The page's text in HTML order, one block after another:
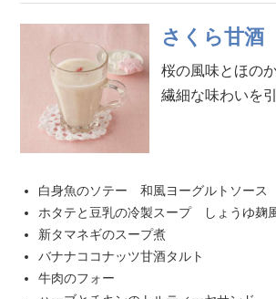
さくら甘酒
桜の風味とほの
繊細な味わいを
白身魚のソテー 和風ヨーグルトソース
ホタテと豆乳の冷製スープ しょうゆ麹
新タマネギのスープ煮
バナナココナッツ甘酒タルト
牛肉のフォー